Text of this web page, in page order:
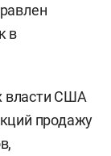
в
власти США
продажу